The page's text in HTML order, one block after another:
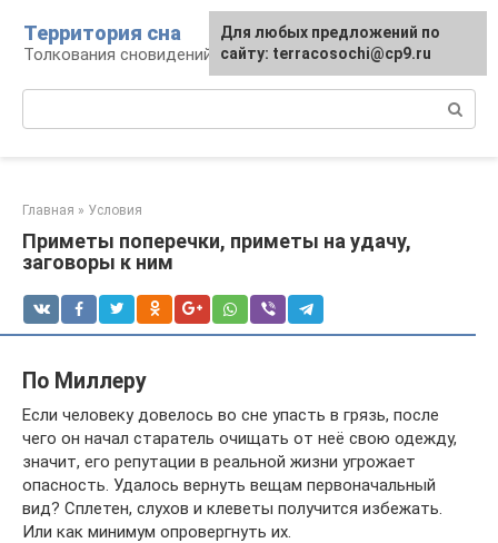
контенту
Территория сна
Толкования сновидений
Главная » Условия
Приметы поперечки, приметы на удачу,
заговоры к ним
По Миллеру
Если человеку довелось во сне упасть в грязь, после
чего он начал старатель очищать от неё свою одежду,
значит, его репутации в реальной жизни угрожает
опасность. Удалось вернуть вещам первоначальный
вид? Сплетен, слухов и клеветы получится избежать.
Или как минимум опровергнуть их.
Для любых предложений по
сайту: terracosochi@cp9.ru